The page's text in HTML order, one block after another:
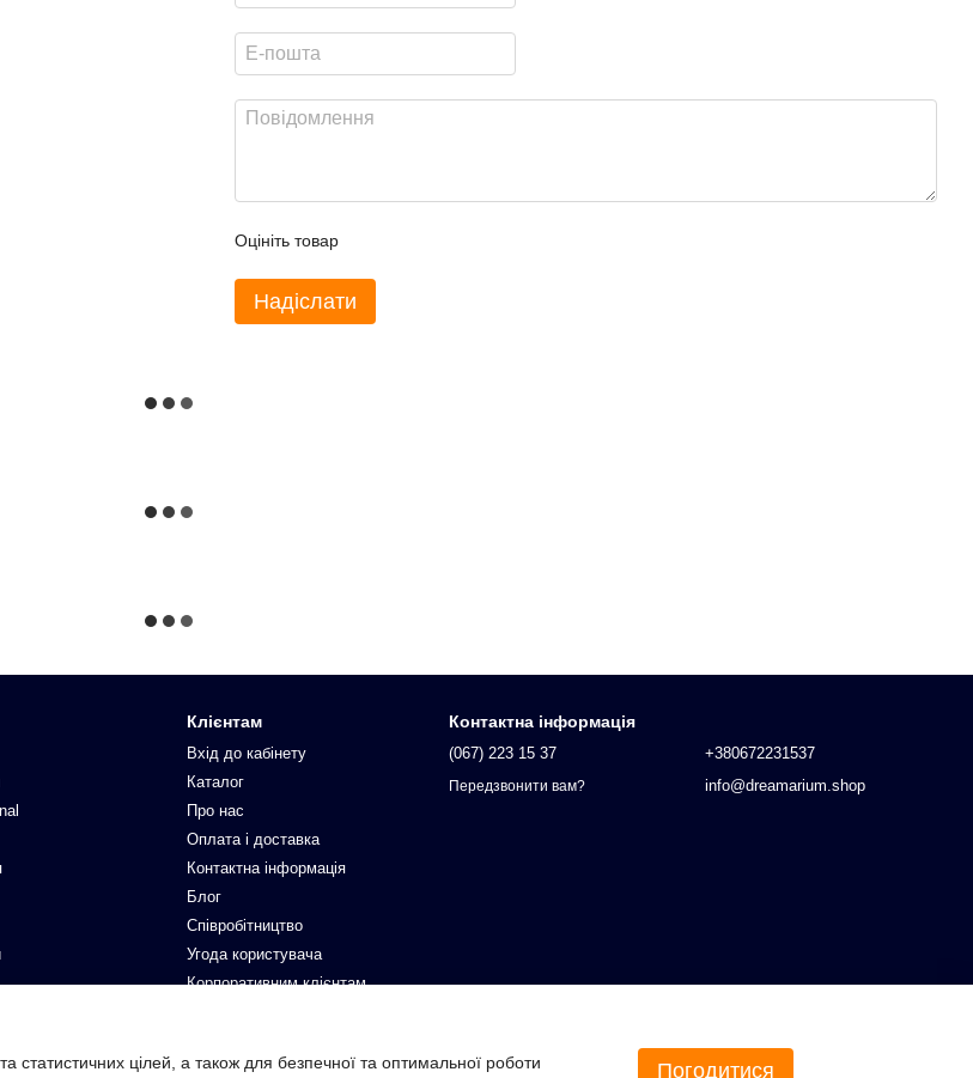
Оцініть товар
Надіслати
Клієнтам
Вхід до кабінету
Каталог
Про нас
Оплата і доставка
Контактна інформація
Блог
Співробітництво
Угода користувача
Корпоративним клієнтам
Контактна інформація
(067) 223 15 37
Передзвонити вам?
+380672231537
info@dreamarium.shop
цілей, а також для безпечної та оптимальної роботи
Погодитися